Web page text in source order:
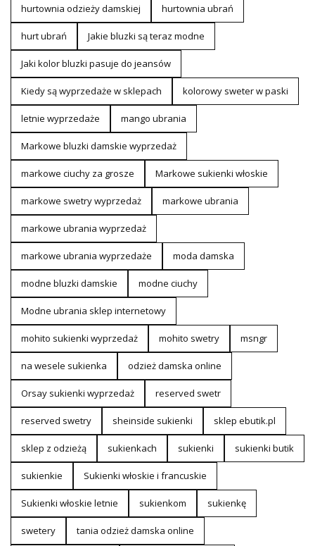
hurtownia odzieży damskiej hurtownia ubrań
hurt ubrań Jakie bluzki są teraz modne
Jaki kolor bluzki pasuje do jeansów
Kiedy są wyprzedaże w sklepach kolorowy sweter w paski
letnie wyprzedaże mango ubrania
Markowe bluzki damskie wyprzedaż
markowe ciuchy za grosze Markowe sukienki włoskie
markowe swetry wyprzedaż markowe ubrania
markowe ubrania wyprzedaż
markowe ubrania wyprzedaże moda damska
modne bluzki damskie modne ciuchy
Modne ubrania sklep internetowy
mohito sukienki wyprzedaż mohito swetry msngr
na wesele sukienka odzież damska online
Orsay sukienki wyprzedaż reserved swetr
reserved swetry sheinside sukienki sklep ebutik.pl
sklep z odzieżą sukienkach sukienki sukienki butik
sukienkie Sukienki włoskie i francuskie
Sukienki włoskie letnie sukienkom sukienkę
swetery tania odzież damska online